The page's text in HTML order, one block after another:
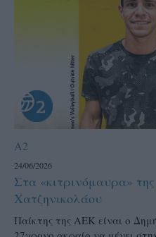
A2
24/06/2026
Στα «κιτρινόμαυρα»
Χατζηνικολάου
Παίκτης της ΑΕΚ είναι ο